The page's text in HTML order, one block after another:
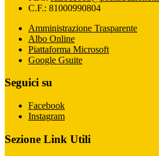
C.F.: 81000990804
Amministrazione Trasparente
Albo Online
Piattaforma Microsoft
Google Gsuite
Seguici su
Facebook
Instagram
Sezione Link Utili